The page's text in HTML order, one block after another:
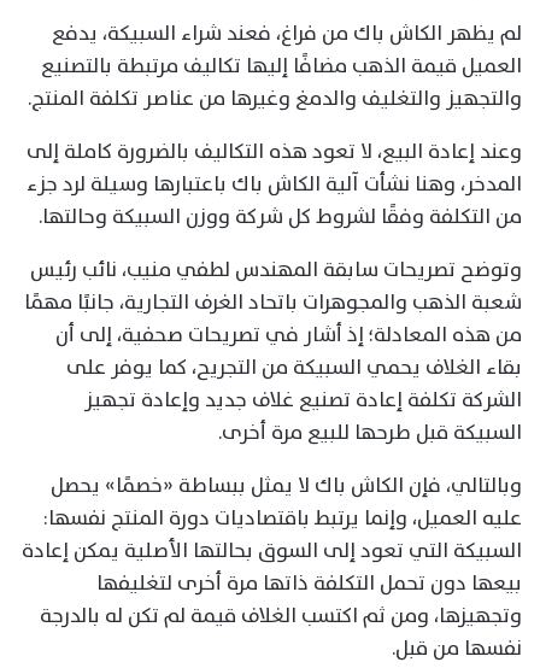
لم يظهر الكاش باك من فراغ، فعند شراء السبيكة، يدفع
العميل قيمة الذهب مضافًا إليها تكاليف مرتبطة بالتصنيع
والتجهيز والتغليف والدمغ وغيرها من عناصر تكلفة المنتج.
وعند إعادة البيع، لا تعود هذه التكاليف بالضرورة كاملة إلى
المدخر، وهنا نشأت آلية الكاش باك باعتبارها وسيلة لرد جزء
من التكلفة وفقًا لشروط كل شركة ووزن السبيكة وحالتها.
وتوضح تصريحات سابقة المهندس لطفي منيب، نائب رئيس
شعبة الذهب والمجوهرات باتحاد الغرف التجارية، جانبًا مهمًا
من هذه المعادلة؛ إذ أشار في تصريحات صحفية، إلى أن
بقاء الغلاف يحمي السبيكة من التجريح، كما يوفر على
الشركة تكلفة إعادة تصنيع غلاف جديد وإعادة تجهيز
السبيكة قبل طرحها للبيع مرة أخرى.
وبالتالي، فإن الكاش باك لا يمثل ببساطة «خصمًا» يحصل
عليه العميل، وإنما يرتبط باقتصاديات دورة المنتج نفسها:
السبيكة التي تعود إلى السوق بحالتها الأصلية يمكن إعادة
بيعها دون تحمل التكلفة ذاتها مرة أخرى لتغليفها
وتجهيزها، ومن ثم اكتسب الغلاف قيمة لم تكن له بالدرجة
نفسها من قبل.